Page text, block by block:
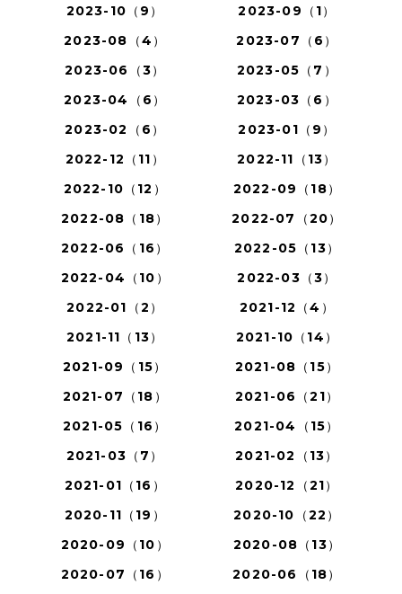
2023-10（9）
2023-09（1）
2023-08（4）
2023-07（6）
2023-06（3）
2023-05（7）
2023-04（6）
2023-03（6）
2023-02（6）
2023-01（9）
2022-12（11）
2022-11（13）
2022-10（12）
2022-09（18）
2022-08（18）
2022-07（20）
2022-06（16）
2022-05（13）
2022-04（10）
2022-03（3）
2022-01（2）
2021-12（4）
2021-11（13）
2021-10（14）
2021-09（15）
2021-08（15）
2021-07（18）
2021-06（21）
2021-05（16）
2021-04（15）
2021-03（7）
2021-02（13）
2021-01（16）
2020-12（21）
2020-11（19）
2020-10（22）
2020-09（10）
2020-08（13）
2020-07（16）
2020-06（18）